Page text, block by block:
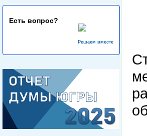
Есть вопрос?
Решаем вместе